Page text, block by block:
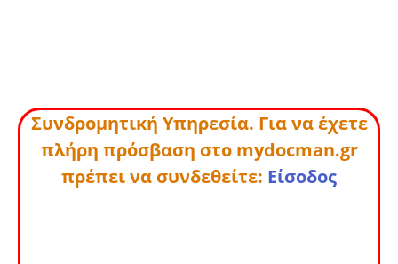
Συνδρομητική Υπηρεσία. Για να έχετε
πλήρη πρόσβαση στο mydocman.gr
πρέπει να συνδεθείτε: Είσοδος